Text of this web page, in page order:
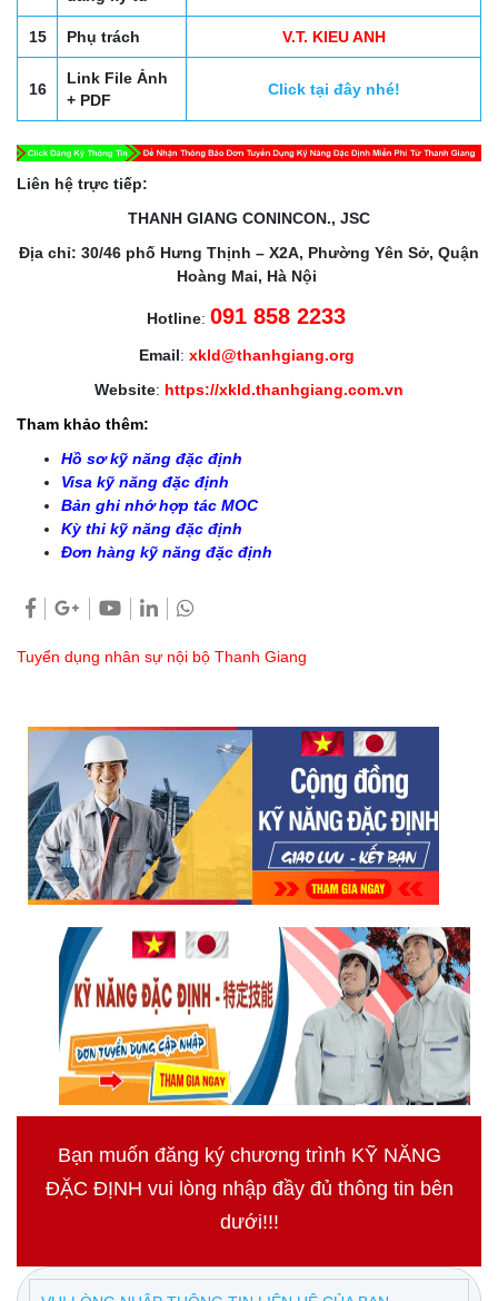
15 Phụ trách V.T. KIEU ANH
16
Link File Ảnh
+ PDF
Click tại đây nhé!
Liên hệ trực tiếp:
THANH GIANG CONINCON., JSC
Địa chỉ: 30/46 phố Hưng Thịnh – X2A, Phường Yên Sở, Quận
Hoàng Mai, Hà Nội
Hotline: 091 858 2233
Email: xkld@thanhgiang.org
Website: https://xkld.thanhgiang.com.vn
Tham khảo thêm:
Hồ sơ kỹ năng đặc định
Visa kỹ năng đặc định
Bản ghi nhớ hợp tác MOC
Kỳ thi kỹ năng đặc định
Đơn hàng kỹ năng đặc định
Tuyển dụng nhân sự nội bộ Thanh Giang
Bạn muốn đăng ký chương trình KỸ NĂNG
ĐẶC ĐỊNH vui lòng nhập đầy đủ thông tin bên
dưới!!!